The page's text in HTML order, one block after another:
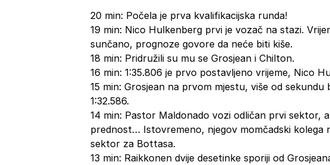
20 min: Počela je prva kvalifikacijska runda!
19 min: Nico Hulkenberg prvi je vozač na stazi.
sunčano, prognoze govore da neće biti kiše.
18 min: Pridružili su mu se Grosjean i Chilton.
16 min: 1:35.806 je prvo postavljeno vrijeme, Nico
15 min: Grosjean na prvom mjestu, više od
1:32.586.
14 min: Pastor Maldonado vozi odličan prvi sektor,
prednost… Istovremeno, njegov momčadski kolega
sektor za Bottasa.
13 min: Raikkonen dvije desetinke sporiji od